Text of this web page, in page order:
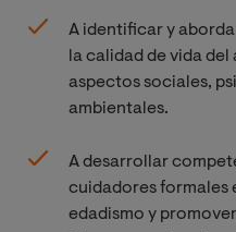
A identificar y
la calidad de vida
aspectos sociales,
ambientales.
A desarrollar
cuidadores formales
edadismo y